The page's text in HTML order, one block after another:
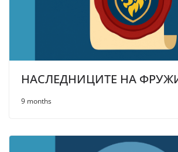
НАСЛЕДНИЦИТЕ НА
9 months